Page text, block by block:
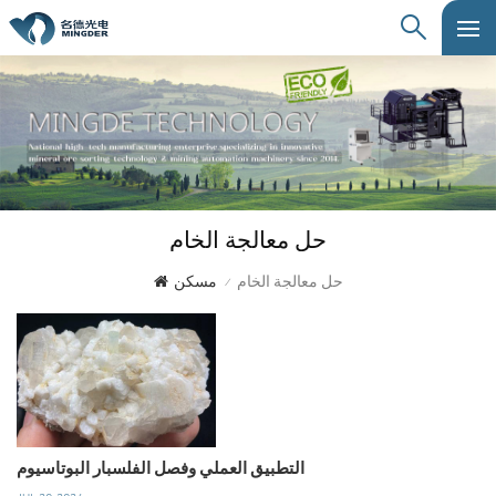
حل معالجة الخام
مسكن / حل معالجة الخام
التطبيق العملي وفصل الفلسبار البوتاسيوم